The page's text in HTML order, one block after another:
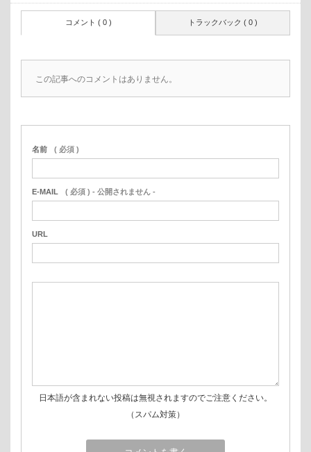
コメント ( 0 ) トラックバック ( 0 )
この記事へのコメントはありません。
名前 ( 必須 )
E-MAIL ( 必須 ) - 公開されません -
URL
日本語が含まれない投稿は無視されますのでご注意ください。
（スパム対策）